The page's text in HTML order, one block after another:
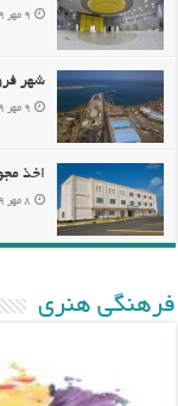
۹ مهر ۱۳۹۹
شهر
۹ مهر ۱۳۹۹
اخذ
۸ مهر ۱۳۹۹
فرهنگی هنری